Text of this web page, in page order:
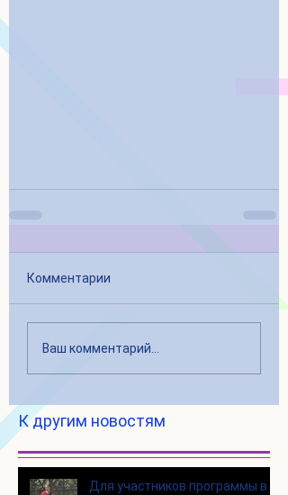
Комментарии
Ваш комментарий...
К другим новостям
Для участников программы в